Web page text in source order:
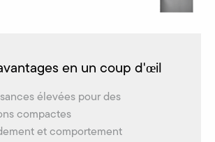
en un coup d'œil
élevées pour des
compactes
et comportement